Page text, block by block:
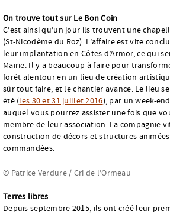
On trouve tout sur Le Bon Coin
C’est ainsi qu’un jour ils trouvent une
(St-Nicodème du Roz). L’affaire est vite
leur implantation en Côtes d’Armor, ce qui
Mairie. Il y a beaucoup à faire pour
forêt alentour en un lieu de création
sûr tout faire, et le chantier avance. Le lieu
été (les 30 et 31 juillet 2016), par un week-
auquel vous pourrez assister une fois que
membre de leur association. La compagnie
construction de décors et structures
commandées.
© Patrice Verdure / Cri de l’Ormeau
Terres libres
Depuis septembre 2015, ils ont créé leur